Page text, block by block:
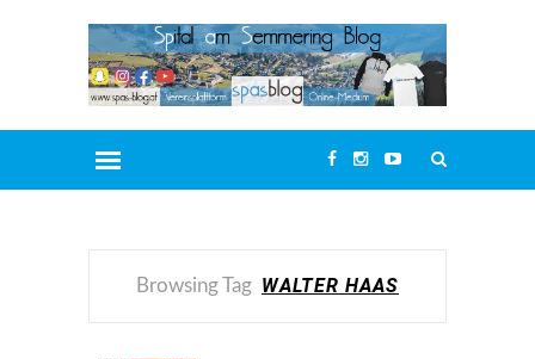
Browsing Tag WALTER HAAS